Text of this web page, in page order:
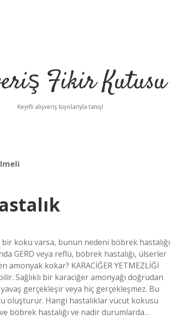
Fikir Kutusu
Keyifli alışveriş tüyolarıyla tanış!
koku varsa, bunun nedeni böbrek hastalığı
GERD veya reflü, böbrek hastalığı, ülserler
kokar? KARACİĞER YETMEZLİĞİ
Sağlıklı bir karaciğer amonyağı doğrudan
gerçekleşir veya hiç gerçekleşmez. Bu
oluşturur. Hangi hastalıklar vücut kokusu
böbrek hastalığı ve nadir durumlarda…